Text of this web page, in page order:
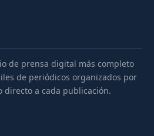
de prensa digital más completo
de periódicos organizados por
directo a cada publicación.